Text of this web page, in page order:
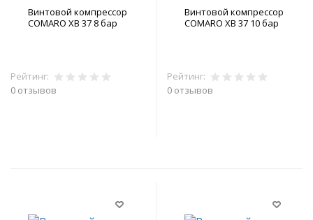
Винтовой компрессор
COMARO XB 37 8 бар
Рейтинг:
0 отзывов
Винтовой компрессор
COMARO XB 37 10 бар
Рейтинг:
0 отзывов